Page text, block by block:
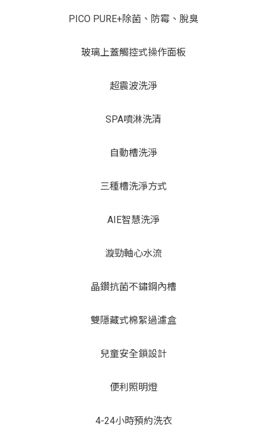
PICO PURE+除菌、防霉、脫臭
玻璃上蓋觸控式操作面板
超震波洗淨
SPA噴淋洗清
自動槽洗淨
三種槽洗淨方式
AIE智慧洗淨
漩勁軸心水流
晶鑽抗菌不鏽鋼內槽
雙隱藏式棉絮過濾盒
兒童安全鎖設計
便利照明燈
4-24小時預約洗衣